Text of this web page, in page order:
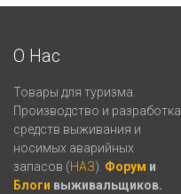
О Нас
Товары для туризма.
Производство и разработка
средств выживания и
носимых аварийных
запасов (НАЗ). Форум и
Блоги выживальщиков.